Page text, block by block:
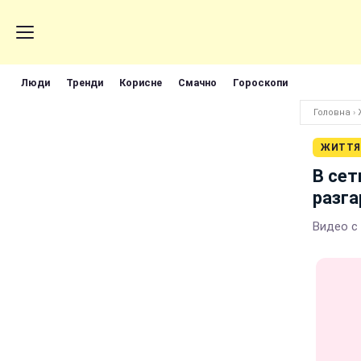
Люди Тренди Корисне Смачно Гороскопи
Головна ›
ЖИТТЯ
В
Видео